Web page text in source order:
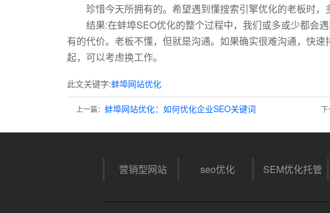
珍惜今天所拥有的。希望遇到懂搜索引擎优化的老板时，
结果:在蚌埠SEO优化的整个过程中，我们或多或少都会
有的代价。老板不懂，但就是沟通。如果确实很难沟通，快
起，可以考虑换工作。
此文关键字:蚌埠网站优化
上一篇： 蚌埠网站优化：如何优化企业SEO关键词 下
营销型网站 seo优化 SEM优化托管